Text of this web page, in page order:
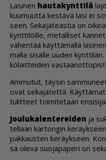
La­si­nen hau­ta­kynt­ti­lä
kuu­muut­ta kes­tä­vä lasi ei
seen. Se­ka­jä­te­as­tia on
kynt­ti­löil­le, me­tal­li­set
vä­hen­tää käyt­tä­mäl­lä
mal­la si­säl­le uu­den
kö­lait­tei­den
Am­mu­tut, täy­sin
ovat se­ka­jä­tet­tä.
tu­lit­teet toi­mi­te­taan
Jou­lu­ka­len­te­rei­den ja
tel­laan kar­ton­gin
pak­kaus­ten ke­räyk­seen.
sä ole­va suo­ja­pa­pe­ri on